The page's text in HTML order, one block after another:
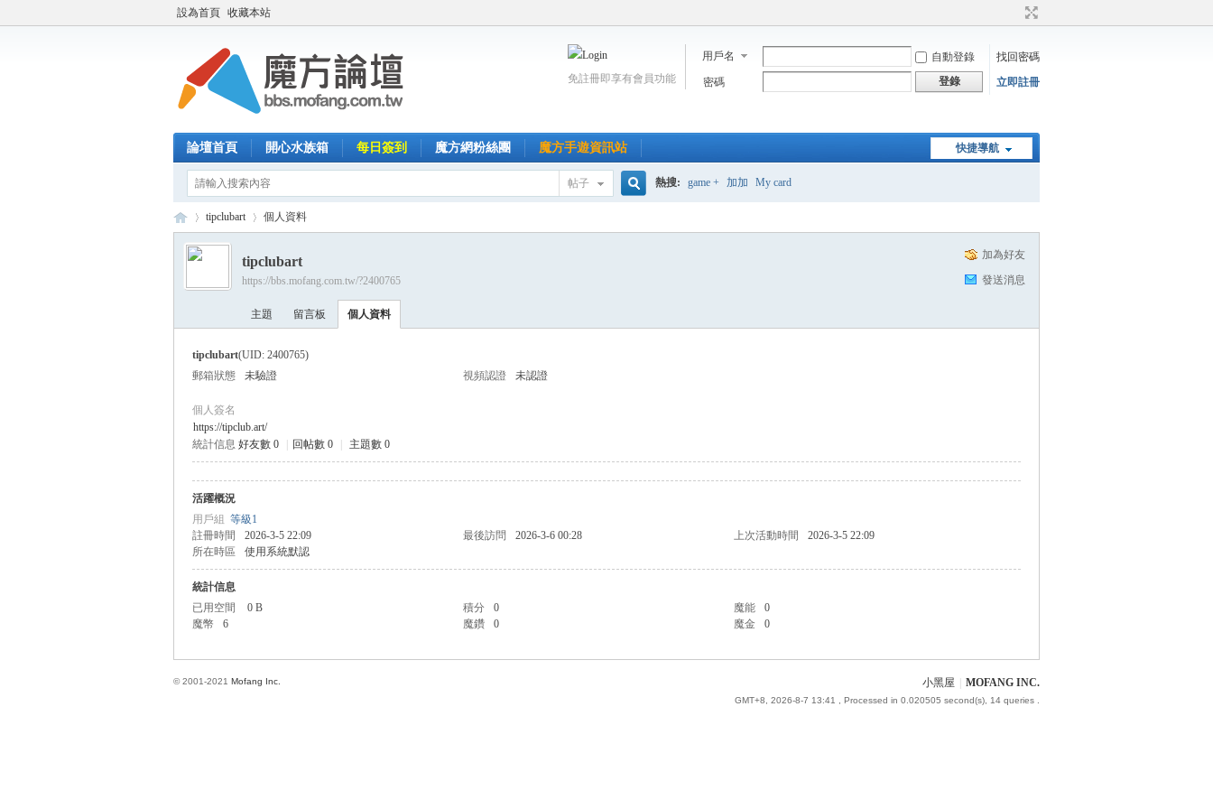
設為首頁 收藏本站
用戶名 自動登錄
找回密碼
密碼
登錄 立即註冊
免註冊即享有會員功能
快捷導航
論壇首頁 開心水族箱 每日簽到 魔方網粉絲團 魔方手遊資訊站
帖子 熱搜: game + 加加 My card
›
tipclubart 個人資料
加為好友
發送消息
tipclubart
https://bbs.mofang.com.tw/?2400765
主題 留言板 個人資料
tipclubart(UID: 2400765)
郵箱狀態
未驗證 視頻認證 未認證
個人簽名
https://tipclub.art/
統計信息 好友數 0 回帖數 0 主題數 0
活躍概況
用戶組 等級1
註冊時間
2026-3-5 22:09 最後訪問 2026-3-6 00:28 上次活動時間
2026-3-5 22:09
所在時區
使用系統默認
統計信息
已用空間
0 B 積分 0 魔能
0
魔幣
6 魔鑽 0 魔金 0
小黑屋 MOFANG INC.
GMT+8, 2026-8-7 13:41 , Processed in 0.020505 second(s), 14 queries .
© 2001-2021 Mofang Inc.